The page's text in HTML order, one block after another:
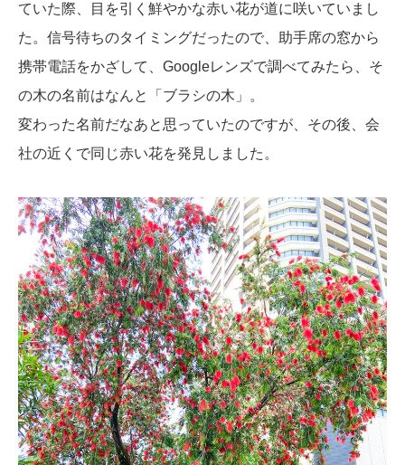
ていた際、目を引く鮮やかな赤い花が道に咲いていまし
た。信号待ちのタイミングだったので、助手席の窓から
携帯電話をかざして、Googleレンズで調べてみたら、そ
の木の名前はなんと「ブラシの木」。
変わった名前だなあと思っていたのですが、その後、会
社の近くで同じ赤い花を発見しました。